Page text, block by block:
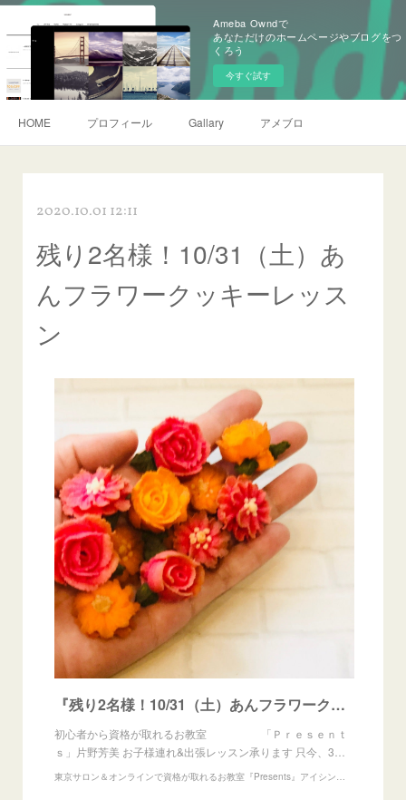
Ameba Owndで
あなただけのホームページやブログをつ
くろう
今すぐ試す
HOME プロフィール Gallary アメブロ
2020.10.01 12:11
残り2名様！10/31（土）あ
んフラワークッキーレッス
ン
『残り2名様！10/31（土）あんフラワークッキーレッスン』
初心者から資格が取れるお教室 「Ｐｒｅｓｅｎｔ
ｓ」片野芳美 お子様連れ&出張レッスン承ります 只今、3…
東京サロン＆オンラインで資格が取れるお教室『Presents』アイシングクッキー、練り切りアート、あんフラワー、フラワーゼリー教室